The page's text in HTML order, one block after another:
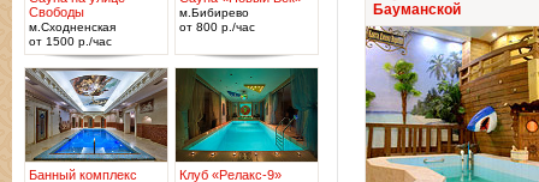
Бауманской
Свободы
м.Сходненская
от 1500 р./час
м.Бибирево
от 800 р./час
Банный комплекс
Клуб «Релакс-9»